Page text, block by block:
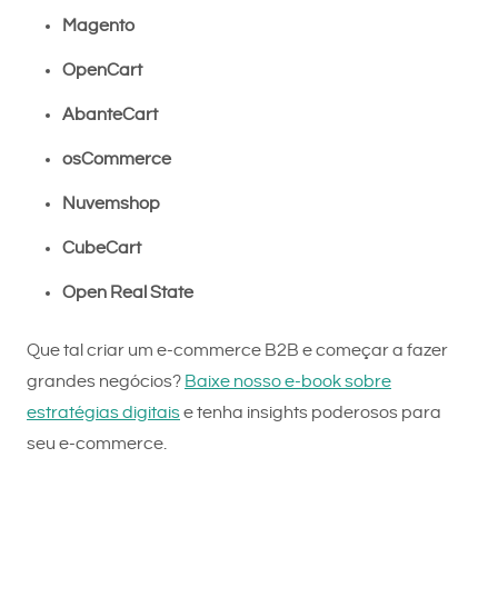
Magento
OpenCart
AbanteCart
osCommerce
Nuvemshop
CubeCart
Open Real State
Que tal criar um e-commerce B2B e começar a fazer
grandes negócios? Baixe nosso e-book sobre
estratégias digitaise tenha insights poderosos para
seu e-commerce.